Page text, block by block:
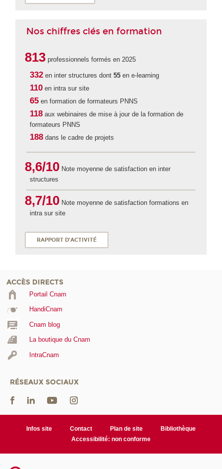
Nos chiffres clés en formation
813professionnels formés en 2025
332en inter structures dont 55en e-learning
110en intra sur site
65en formation de formateurs PNNS
118aux webinaires de mise à jour de la formation de
formateurs PNNS
188dans le cadre de projets
8,6/10Note moyenne de satisfaction en inter
structures
8,7/10Note moyenne de satisfaction formations en
intra sur site
RAPPORT D'ACTIVITÉ
ACCÈS DIRECTS
Portail Cnam
HandiCnam
Cnam blog
La boutique du Cnam
IntraCnam
RÉSEAUX SOCIAUX
Infos site Contact Plan de site
Bibliothèque
Accessibilité: non conforme